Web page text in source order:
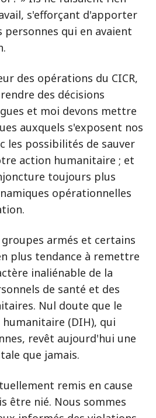
s'efforçant d'apporter
personnes qui en avaient
des opérations du CICR,
des décisions
et moi devons mettre
auxquels s'exposent nos
les possibilités de sauver
action humanitaire ; et
toujours plus
opérationnelles
armés et certains
plus tendance à remettre
inaliénable de la
de santé et des
Nul doute que le
(DIH), qui
revêt aujourd'hui une
que jamais.
remis en cause
être nié. Nous sommes